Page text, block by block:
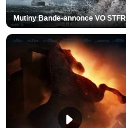
Mutiny Bande-annonce VO STFR